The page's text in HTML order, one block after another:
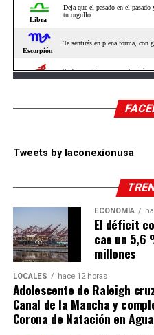
Tweets by laconexionusa
ECONOMÍA
El déficit
cae un 5,6
millones
LOCALES hace 12 horas
Adolescente de Raleigh
Canal de la Mancha y
Corona de Natación en